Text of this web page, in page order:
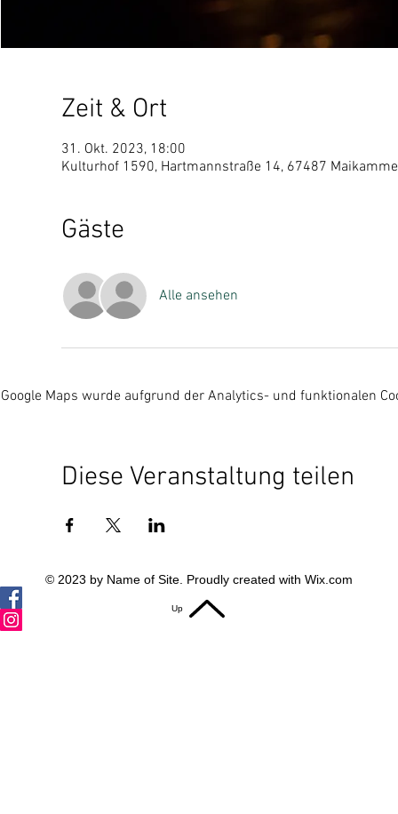
Zeit & Ort
31. Okt. 2023, 18:00
Kulturhof 1590, Hartmannstraße 14, 67487
Gäste
Alle ansehen
Google Maps wurde aufgrund der Analytics- und funktionalen
Diese Veranstaltung teilen
© 2023 by Name of Site. Proudly created with Wix.com
Up